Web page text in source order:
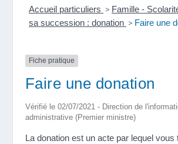
Accueil particuliers > Famille -
sa succession : donation > Faire une
Fiche pratique
Faire une donation
Vérifié le 02/07/2021 - Direction de
administrative (Premier ministre)
La donation est un acte par lequel